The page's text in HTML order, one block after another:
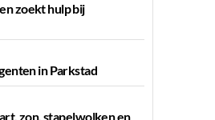
zoekt hulp bij
in Parkstad
zon, stapelwolken en